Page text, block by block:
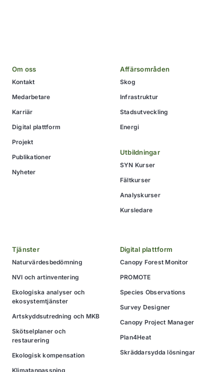
Om oss
Kontakt
Medarbetare
Karriär
Digital plattform
Projekt
Publikationer
Nyheter
Affärsområden
Skog
Infrastruktur
Stadsutveckling
Energi
Utbildningar
SYN Kurser
Fältkurser
Analyskurser
Kursledare
Tjänster
Naturvärdesbedömning
NVI och artinventering
Ekologiska analyser och
ekosystemtjänster
Artskyddsutredning och MKB
Skötselplaner och
restaurering
Ekologisk kompensation
Klimatanpassning
Digital plattform
Canopy Forest Monitor
PROMOTE
Species Observations
Survey Designer
Canopy Project Manager
Plan4Heat
Skräddarsydda lösningar